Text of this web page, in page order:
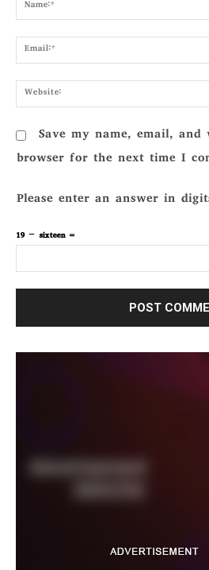
Save my name, email,
browser for the next time I
Please enter an answer in
19 − sixteen =